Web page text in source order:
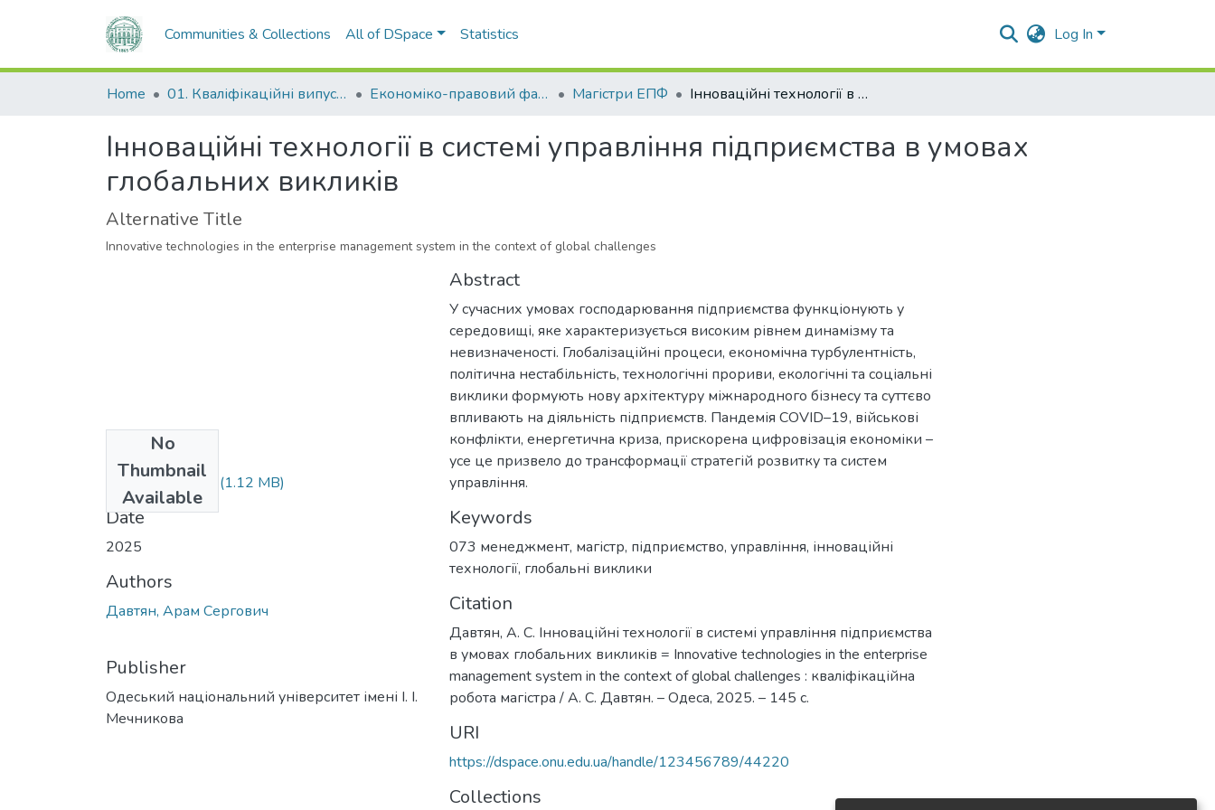
Communities & Collections All of DSpace Statistics Log In
Home 01. Кваліфікаційні випускні роботи здобувачів вищої освіти Економіко-правовий факультет Магістри ЕПФ Інноваційні технології в системі управління підприємства в умовах глобальних викликів
Інноваційні технології в системі управління підприємства в умовах
глобальних викликів
Alternative Title
Innovative technologies in the enterprise management system in the context of global challenges
No
Thumbnail
Available
073_Давтян.doc (1.12 MB)
Date
2025
Authors
Давтян, Арам Сергович
Publisher
Одеський національний університет імені І. І.
Мечникова
Abstract
У сучасних умовах господарювання підприємства функціонують у
середовищі, яке характеризується високим рівнем динамізму та
невизначеності. Глобалізаційні процеси, економічна турбулентність,
політична нестабільність, технологічні прориви, екологічні та соціальні
виклики формують нову архітектуру міжнародного бізнесу та суттєво
впливають на діяльність підприємств. Пандемія COVID–19, військові
конфлікти, енергетична криза, прискорена цифровізація економіки –
усе це призвело до трансформації стратегій розвитку та систем
управління.
Keywords
073 менеджмент, магістр, підприємство, управління, інноваційні
технології, глобальні виклики
Citation
Давтян, А. С. Інноваційні технології в системі управління підприємства
в умовах глобальних викликів = Innovative technologies in the enterprise
management system in the context of global challenges : кваліфікаційна
робота магістра / А. С. Давтян. – Одеса, 2025. – 145 с.
URI
https://dspace.onu.edu.ua/handle/123456789/44220
Collections